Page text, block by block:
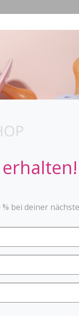
in runder
Uni für Babys
Made in
erhalten!
bei deiner